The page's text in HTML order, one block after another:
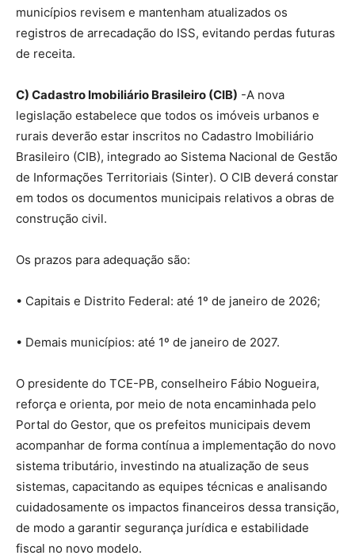
municípios revisem e mantenham atualizados os
registros de arrecadação do ISS, evitando perdas futuras
de receita.
C) Cadastro Imobiliário Brasileiro (CIB) -A nova
legislação estabelece que todos os imóveis urbanos e
rurais deverão estar inscritos no Cadastro Imobiliário
Brasileiro (CIB), integrado ao Sistema Nacional de Gestão
de Informações Territoriais (Sinter). O CIB deverá constar
em todos os documentos municipais relativos a obras de
construção civil.
Os prazos para adequação são:
• Capitais e Distrito Federal: até 1º de janeiro de 2026;
• Demais municípios: até 1º de janeiro de 2027.
O presidente do TCE-PB, conselheiro Fábio Nogueira,
reforça e orienta, por meio de nota encaminhada pelo
Portal do Gestor, que os prefeitos municipais devem
acompanhar de forma contínua a implementação do novo
sistema tributário, investindo na atualização de seus
sistemas, capacitando as equipes técnicas e analisando
cuidadosamente os impactos financeiros dessa transição,
de modo a garantir segurança jurídica e estabilidade
fiscal no novo modelo.